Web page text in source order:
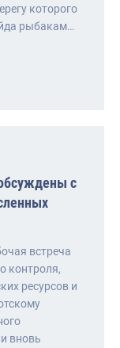
которого
рыбакам…
с
встреча
контроля,
ресурсов и
вновь